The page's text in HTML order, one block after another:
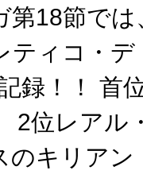
第18節で
ティコ・
録！！ 首
2位レア
のキリア